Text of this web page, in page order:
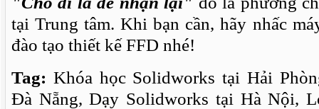
tại Trung tâm. Khi bạn cần, hãy nhấc
đào tạo thiết kế FFD nhé!
Tag: Khóa học Solidworks tại Hải
Đà Nẵng, Dạy Solidworks tại Hà Nội,